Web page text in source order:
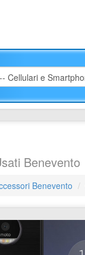
Benevento
Benevento